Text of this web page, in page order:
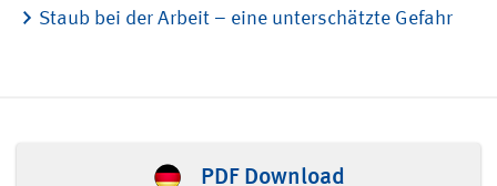
Staub bei der Arbeit – eine unterschätzte Gefahr
PDF Download